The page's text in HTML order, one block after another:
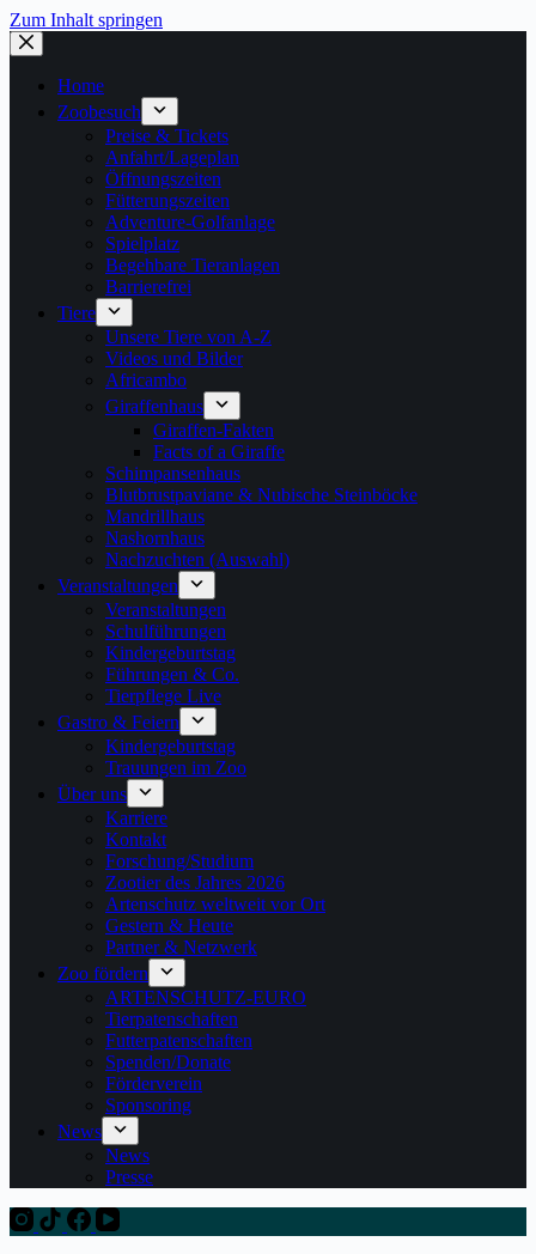
Zum Inhalt springen
Home
Zoobesuch
Preise & Tickets
Anfahrt/Lageplan
Öffnungszeiten
Fütterungszeiten
Adventure-Golfanlage
Spielplatz
Begehbare Tieranlagen
Barrierefrei
Tiere
Unsere Tiere von A-Z
Videos und Bilder
Africambo
Giraffenhaus
Giraffen-Fakten
Facts of a Giraffe
Schimpansenhaus
Blutbrustpaviane & Nubische Steinböcke
Mandrillhaus
Nashornhaus
Nachzuchten (Auswahl)
Veranstaltungen
Veranstaltungen
Schulführungen
Kindergeburtstag
Führungen & Co.
Tierpflege Live
Gastro & Feiern
Kindergeburtstag
Trauungen im Zoo
Über uns
Karriere
Kontakt
Forschung/Studium
Zootier des Jahres 2026
Artenschutz weltweit vor Ort
Gestern & Heute
Partner & Netzwerk
Zoo fördern
ARTENSCHUTZ-EURO
Tierpatenschaften
Futterpatenschaften
Spenden/Donate
Förderverein
Sponsoring
News
News
Presse